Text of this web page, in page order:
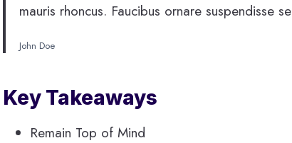
mauris rhoncus. Faucibus ornare suspendisse
John Doe
Key Takeaways
Remain Top of Mind